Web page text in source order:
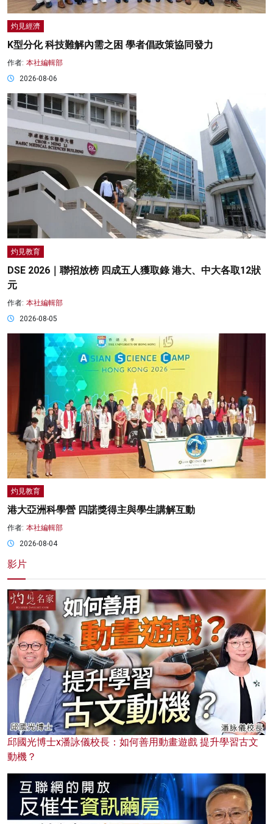
灼見經濟
K型分化 科技難解內需之困 學者倡政策協同發力
作者: 本社編輯部
2026-08-06
灼見教育
DSE 2026｜聯招放榜 四成五人獲取錄 港大、中大各取12狀
元
作者: 本社編輯部
2026-08-05
灼見教育
港大亞洲科學營 四諾獎得主與學生講解互動
作者: 本社編輯部
2026-08-04
影片
邱國光博士x潘詠儀校長：如何善用動畫遊戲 提升學習古文
動機？